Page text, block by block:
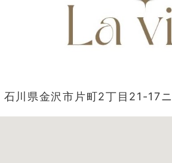
石川県金沢市片町2丁目21-17